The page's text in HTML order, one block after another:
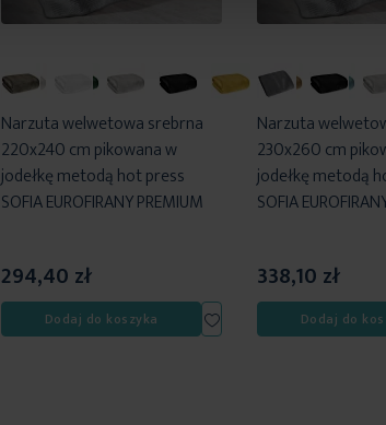
Narzuta welwetowa srebrna
220x240 cm pikowana w
jodełkę metodą hot press
SOFIA EUROFIRANY PREMIUM
294,40 zł
Dodaj do koszyka
Dodaj
do
Narzuta
230x260 cm
jodełkę metodą
SOFIA
338,10 zł
Dodaj do